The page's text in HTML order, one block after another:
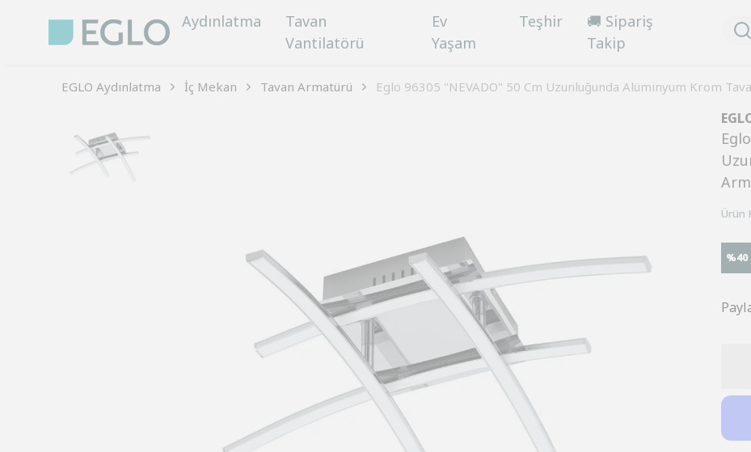
Aydınlatma
Tavan
Vantilatörü
Ev
Yaşam
Teşhir
🚚 Sipariş
Takip
EGLO Aydınlatma İç Mekan Tavan Armatürü Eglo 96305 "NEVADO" 50 Cm Uzunluğunda Alüminyum Krom
Ürün
%40